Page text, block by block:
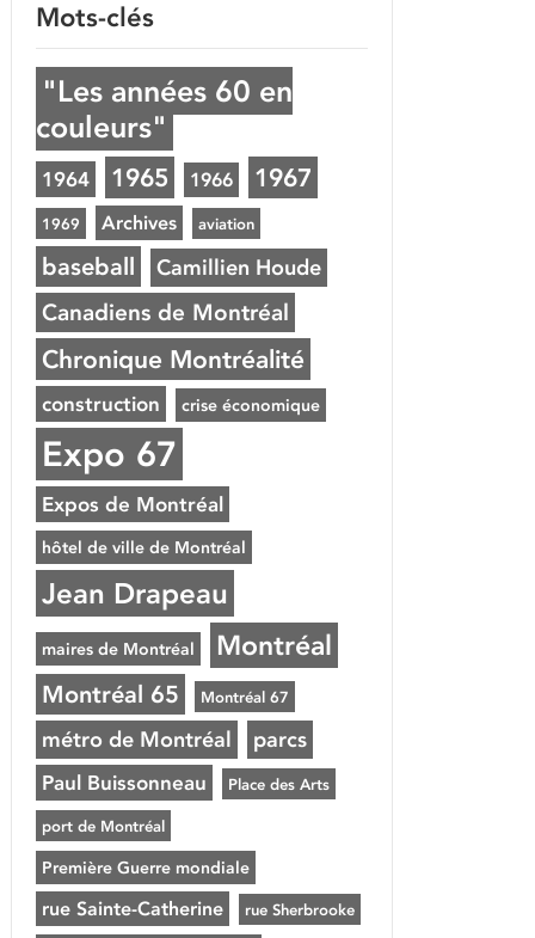
Mots-clés
"Les années 60 en
couleurs"
1964 1965 1966 1967
1969 Archives aviation
baseball Camillien Houde
Canadiens de Montréal
Chronique Montréalité
construction crise économique
Expo 67
Expos de Montréal
hôtel de ville de Montréal
Jean Drapeau
maires de Montréal Montréal
Montréal 65 Montréal 67
métro de Montréal parcs
Paul Buissonneau Place des Arts
port de Montréal
Première Guerre mondiale
rue Sainte-Catherine rue Sherbrooke